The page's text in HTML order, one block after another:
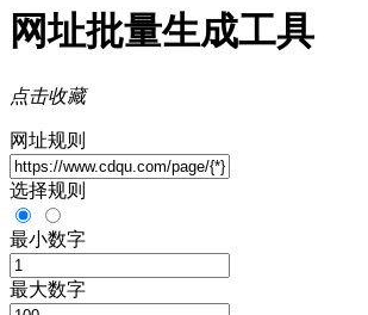
网址批量生成工具
点击收藏
网址规则
选择规则
最小数字
最大数字